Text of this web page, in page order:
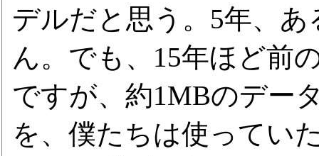
デルだと思う。5年、
ん。でも、15年ほど前
ですが、約1MBのデー
を、僕たちは使ってい